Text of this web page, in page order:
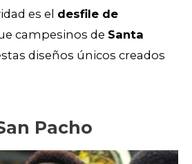
es el desfile de
campesinos de Santa
diseños únicos creados
Pacho